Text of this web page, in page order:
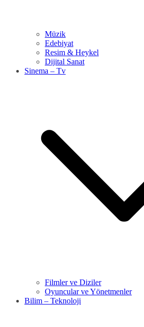
Müzik
Edebiyat
Resim & Heykel
Dijital Sanat
Sinema – Tv
Filmler ve Diziler
Oyuncular ve Yönetmenler
Bilim – Teknoloji